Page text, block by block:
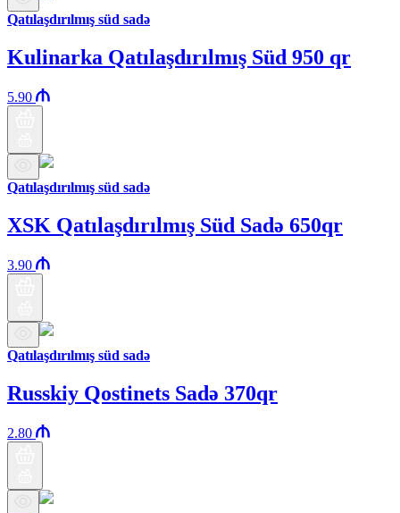
Qatılaşdırılmış süd sadə
Kulinarka Qatılaşdırılmış Süd 950 qr
5.90
Qatılaşdırılmış süd sadə
XSK Qatılaşdırılmış Süd Sadə 650qr
3.90
Qatılaşdırılmış süd sadə
Russkiy Qostinets Sadə 370qr
2.80